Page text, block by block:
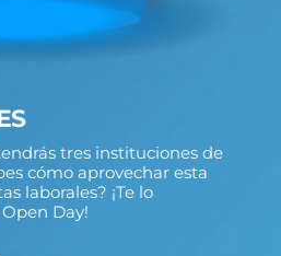
tres instituciones de
cómo aprovechar esta
laborales? ¡Te lo
Day!